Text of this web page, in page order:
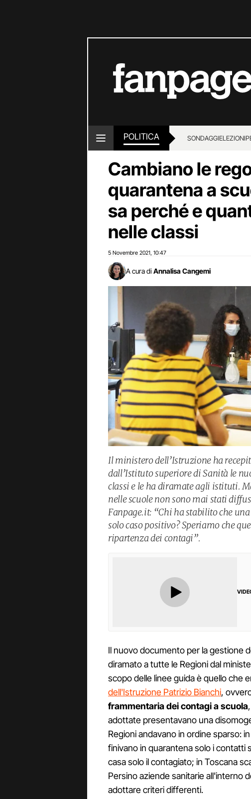
POLITICA SONDAGGIELEZIONI
Cambiano le
quarantena a
sa perché e
nelle classi
5 Novembre 2021 10:47
A cura di Annalisa Cangemi
Il ministero dell’Istruzione ha
dall’Istituto superiore di Sanità le
classi e le ha diramate agli istituti.
nelle scuole non sono mai stati
Fanpage.it: “Chi ha stabilito che
solo caso positivo? Speriamo che
ripartenza dei contagi”.
Il nuovo documento per la gestione
diramato a tutte le Regioni dal
scopo delle linee guida è quello che
dell'Istruzione Patrizio Bianchi,
frammentaria dei contagi a scuola
adottate presentavano una
Regioni andavano in ordine sparso:
finivano in quarantena solo i contatti
casa solo il contagiato; in Toscana
Persino aziende sanitarie all'interno
adottare criteri differenti.